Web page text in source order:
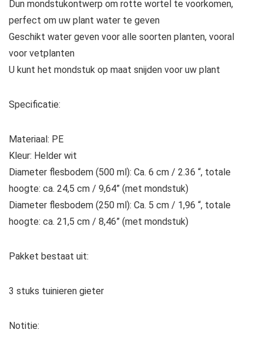
Dun mondstukontwerp om rotte wortel te voorkomen,
perfect om uw plant water te geven
Geschikt water geven voor alle soorten planten, vooral
voor vetplanten
U kunt het mondstuk op maat snijden voor uw plant
Specificatie:
Materiaal: PE
Kleur: Helder wit
Diameter flesbodem (500 ml): Ca. 6 cm / 2.36 “, totale
hoogte: ca. 24,5 cm / 9,64” (met mondstuk)
Diameter flesbodem (250 ml): Ca. 5 cm / 1,96 “, totale
hoogte: ca. 21,5 cm / 8,46” (met mondstuk)
Pakket bestaat uit:
3 stuks tuinieren gieter
Notitie: